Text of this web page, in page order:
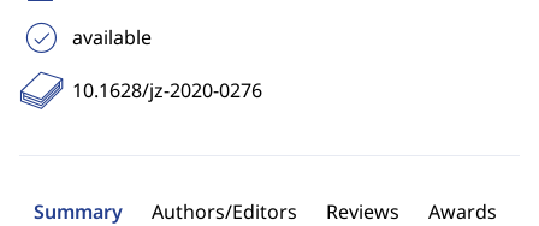
available
10.1628/jz-2020-0276
Summary Authors/Editors Reviews Awards